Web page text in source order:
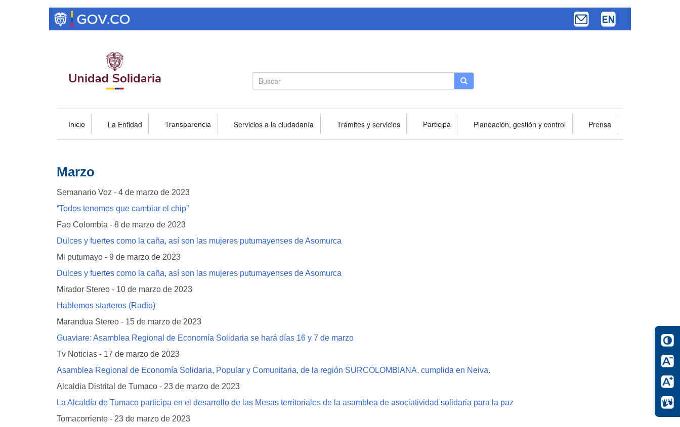
Search
form
Buscar Buscar
Inicio La Entidad Transparencia Servicios a la ciudadanía Trámites y servicios Participa Planeación, gestión y control Prensa
Marzo
Semanario Voz - 4 de marzo de 2023
“Todos tenemos que cambiar el chip”
Fao Colombia - 8 de marzo de 2023
Dulces y fuertes como la caña, así son las mujeres putumayenses de Asomurca
Mi putumayo - 9 de marzo de 2023
Dulces y fuertes como la caña, así son las mujeres putumayenses de Asomurca
Mirador Stereo - 10 de marzo de 2023
Hablemos starteros (Radio)
Marandua Stereo - 15 de marzo de 2023
Guaviare: Asamblea Regional de Economía Solidaria se hará días 16 y 7 de marzo
Tv Noticias - 17 de marzo de 2023
Asamblea Regional de Economía Solidaria, Popular y Comunitaria, de la región SURCOLOMBIANA, cumplida en Neiva.
Alcaldia Distrital de Tumaco - 23 de marzo de 2023
La Alcaldía de Tumaco participa en el desarrollo de las Mesas territoriales de la asamblea de asociatividad solidaria para la paz
Tomacorriente - 23 de marzo de 2023